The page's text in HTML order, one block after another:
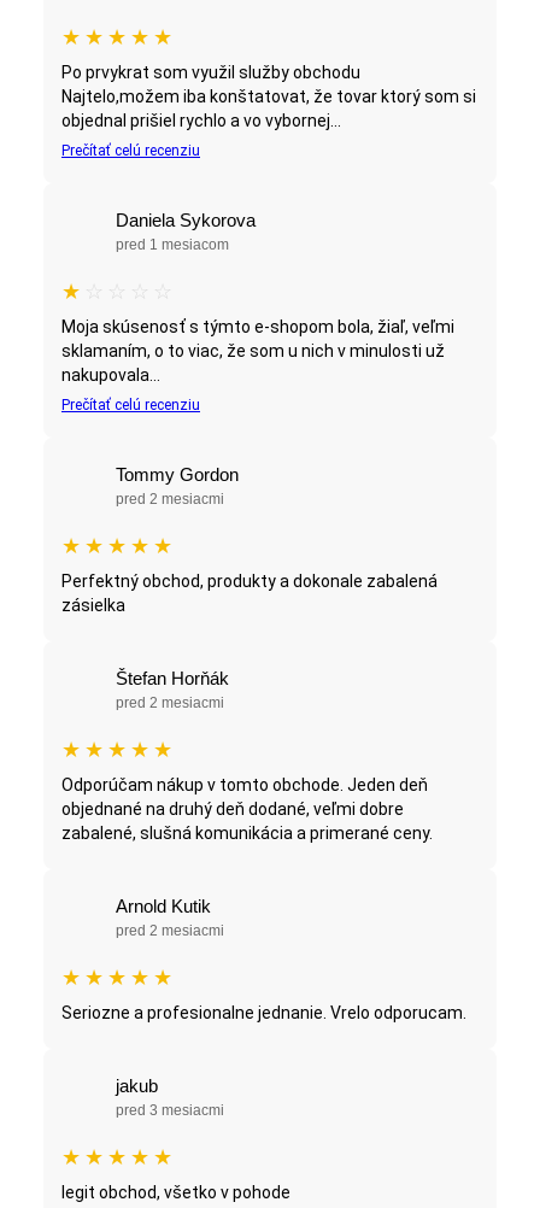
★ ★ ★ ★ ★
Po prvykrat som využil služby obchodu
Najtelo,možem iba konštatovat, že tovar ktorý som si
objednal prišiel rychlo a vo vybornej...
Prečítať celú recenziu
Daniela Sykorova
pred 1 mesiacom
★ ☆ ☆ ☆ ☆
Moja skúsenosť s týmto e-shopom bola, žiaľ, veľmi
sklamaním, o to viac, že som u nich v minulosti už
nakupovala...
Prečítať celú recenziu
Tommy Gordon
pred 2 mesiacmi
★ ★ ★ ★ ★
Perfektný obchod, produkty a dokonale zabalená
zásielka
Štefan Horňák
pred 2 mesiacmi
★ ★ ★ ★ ★
Odporúčam nákup v tomto obchode. Jeden deň
objednané na druhý deň dodané, veľmi dobre
zabalené, slušná komunikácia a primerané ceny.
Arnold Kutik
pred 2 mesiacmi
★ ★ ★ ★ ★
Seriozne a profesionalne jednanie. Vrelo odporucam.
jakub
pred 3 mesiacmi
★ ★ ★ ★ ★
legit obchod, všetko v pohode